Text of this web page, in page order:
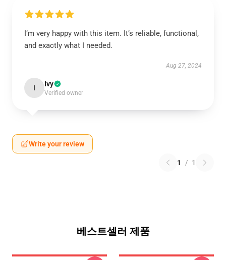
I’m very happy with this item. It’s reliable, functional,
and exactly what I needed.
Aug 27, 2024
I Ivy
Verified owner
Write your review
1 / 1
베스트셀러 제품